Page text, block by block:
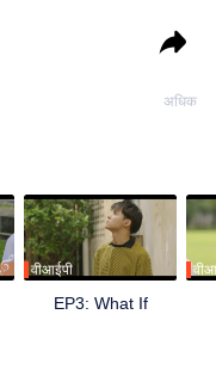
अधिक
वीआईपी
EP3: What If